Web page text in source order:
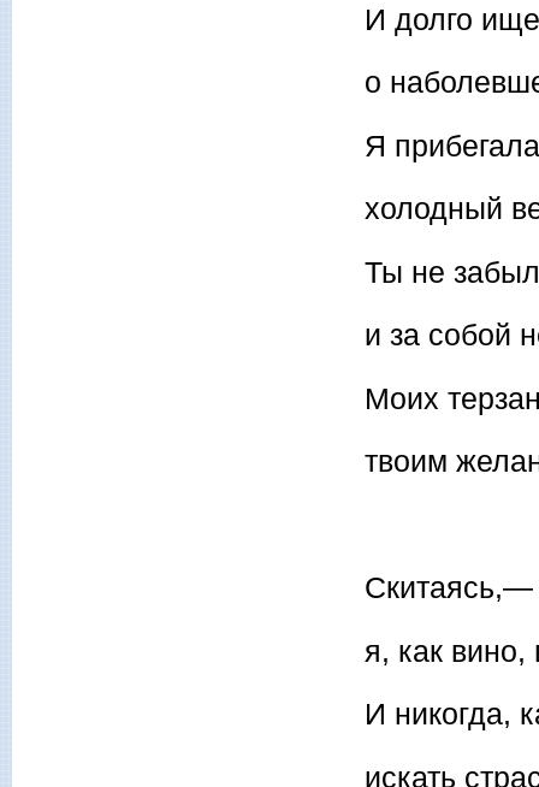
И долго
о
Я
холодный
Ты не
и за собой
Моих
твоим
Скитаясь,—
я, как
И никогда,
искать